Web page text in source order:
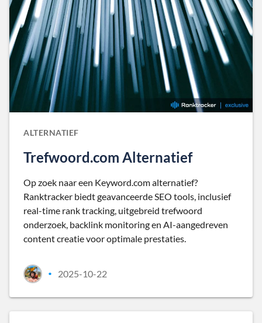
ALTERNATIEF
Trefwoord.com Alternatief
Op zoek naar een Keyword.com alternatief?
Ranktracker biedt geavanceerde SEO tools, inclusief
real-time rank tracking, uitgebreid trefwoord
onderzoek, backlink monitoring en AI-aangedreven
content creatie voor optimale prestaties.
• 2025-10-22